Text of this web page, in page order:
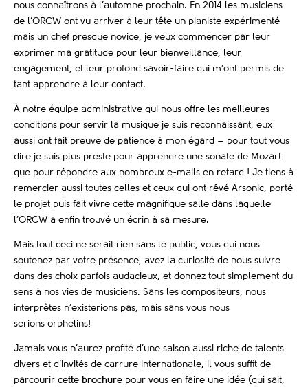
nous connaîtrons à l’automne prochain. En 2014 les musiciens
de l’ORCW ont vu arriver à leur tête un pianiste expérimenté
mais un chef presque novice, je veux commencer par leur
exprimer ma gratitude pour leur bienveillance, leur
engagement, et leur profond savoir-faire qui m’ont permis de
tant apprendre à leur contact.
À notre équipe administrative qui nous offre les meilleures
conditions pour servir la musique je suis reconnaissant, eux
aussi ont fait preuve de patience à mon égard – pour tout vous
dire je suis plus preste pour apprendre une sonate de Mozart
que pour répondre aux nombreux e-mails en retard ! Je tiens à
remercier aussi toutes celles et ceux qui ont rêvé Arsonic, porté
le projet puis fait vivre cette magnifique salle dans laquelle
l’ORCW a enfin trouvé un écrin à sa mesure.
Mais tout ceci ne serait rien sans le public, vous qui nous
soutenez par votre présence, avez la curiosité de nous suivre
dans des choix parfois audacieux, et donnez tout simplement du
sens à nos vies de musiciens. Sans les compositeurs, nous
interprètes n’existerions pas, mais sans vous nous
serions orphelins!
Jamais vous n’aurez profité d’une saison aussi riche de talents
divers et d’invités de carrure internationale, il vous suffit de
parcourir cette brochure pour vous en faire une idée (qui sait,